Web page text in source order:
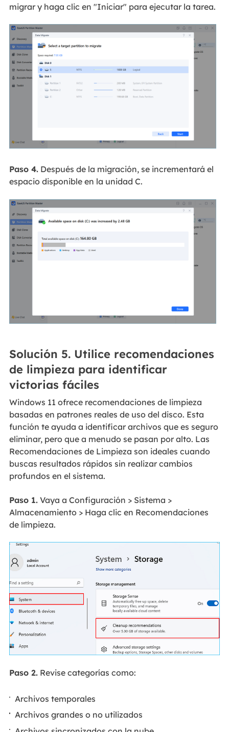
migrar y haga clic en "Iniciar" para ejecutar la tarea.
Paso 4.Después de la migración, se incrementará el
espacio disponible en la unidad C.
Solución 5. Utilice recomendaciones
de limpieza para identificar
victorias fáciles
Windows 11 ofrece recomendaciones de limpieza
basadas en patrones reales de uso del disco. Esta
función te ayuda a identificar archivos que es seguro
eliminar, pero que a menudo se pasan por alto. Las
Recomendaciones de Limpieza son ideales cuando
buscas resultados rápidos sin realizar cambios
profundos en el sistema.
Paso 1.Vaya a Configuración > Sistema >
Almacenamiento > Haga clic en Recomendaciones
de limpieza.
Paso 2.Revise categorías como:
Archivos temporales
Archivos grandes o no utilizados